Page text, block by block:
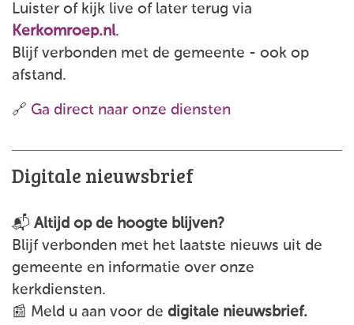
Luister of kijk live of later terug via
Kerkomroep.nl.
Blijf verbonden met de gemeente - ook op
afstand.
🔗 Ga direct naar onze diensten
Digitale nieuwsbrief
📬 Altijd op de hoogte blijven?
Blijf verbonden met het laatste nieuws uit de
gemeente en informatie over onze
kerkdiensten.
📰 Meld u aan voor de digitale nieuwsbrief.